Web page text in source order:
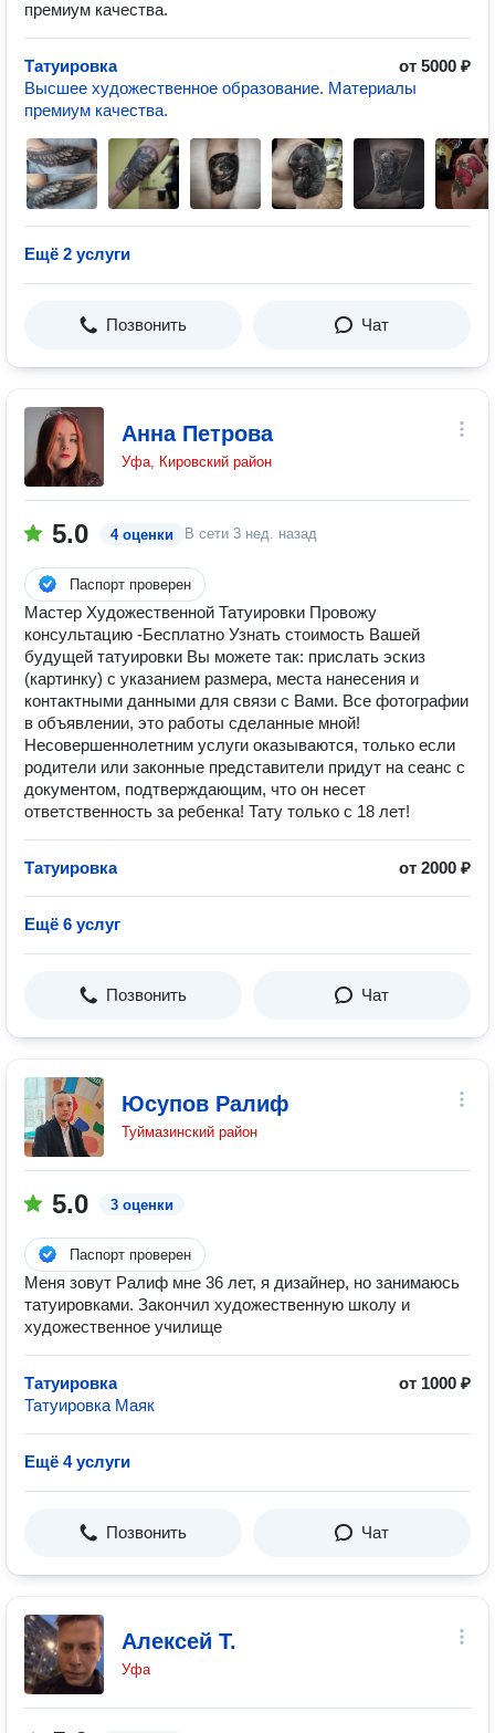
премиум качества.
Татуировка
от 5000 ₽
Высшее художественное образование. Материалы
премиум качества.
Ещё 2 услуги
Позвонить Чат
Анна Петрова
Уфа, Кировский район
5.0 4 оценки В сети 3 нед. назад
Паспорт проверен
Мастер Художественной Татуировки Провожу
консультацию -Бесплатно Узнать стоимость Вашей
будущей татуировки Вы можете так: прислать эскиз
(картинку) с указанием размера, места нанесения и
контактными данными для связи с Вами. Все фотографии
в объявлении, это работы сделанные мной!
Несовершеннолетним услуги оказываются, только если
родители или законные представители придут на сеанс с
документом, подтверждающим, что он несет
ответственность за ребенка! Тату только с 18 лет!
Татуировка от 2000 ₽
Ещё 6 услуг
Позвонить Чат
Юсупов Ралиф
Туймазинский район
5.0 3 оценки
Паспорт проверен
Меня зовут Ралиф мне 36 лет, я дизайнер, но занимаюсь
татуировками. Закончил художественную школу и
художественное училище
Татуировка
от 1000 ₽
Татуировка Маяк
Ещё 4 услуги
Позвонить Чат
Алексей Т.
Уфа